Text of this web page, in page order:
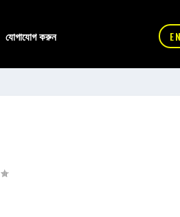
যোগাযোগ করুন